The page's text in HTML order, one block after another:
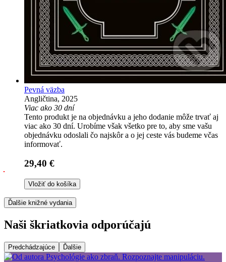
Pevná väzba
Angličtina, 2025
Viac ako 30 dní
Tento produkt je na objednávku a jeho dodanie môže trvať aj
viac ako 30 dní. Urobíme však všetko pre to, aby sme vašu
objednávku odoslali čo najskôr a o jej ceste vás budeme včas
informovať.
29,40 €
Vložiť do košíka
Ďalšie knižné vydania
Naši škriatkovia odporúčajú
Predchádzajúce Ďalšie